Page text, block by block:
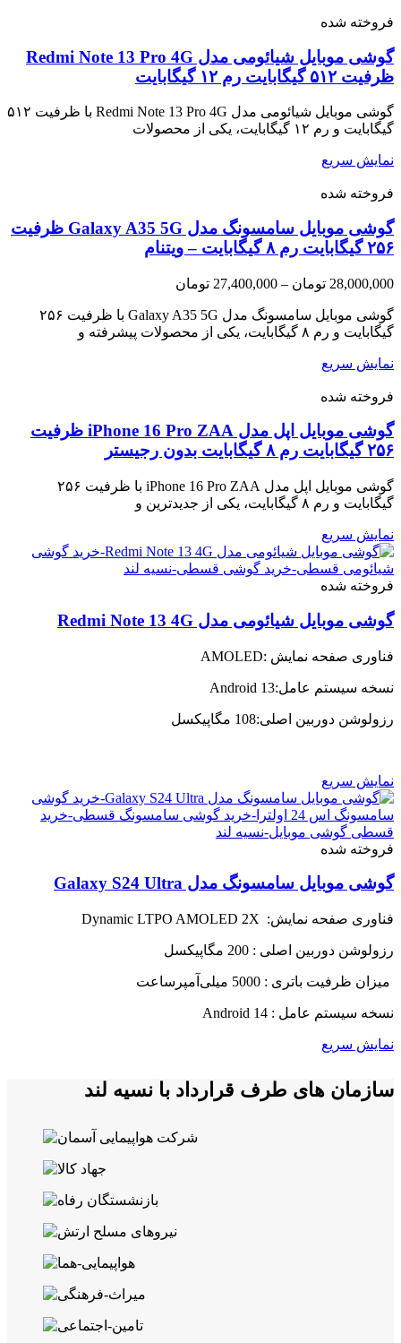
فروخته شده
گوشی موبایل شیائومی مدل Redmi Note 13 Pro 4G
ظرفیت ۵۱۲ گیگابایت رم ۱۲ گیگابایت
گوشی موبایل شیائومی مدل Redmi Note 13 Pro 4G با ظرفیت ۵۱۲
گیگابایت و رم ۱۲ گیگابایت، یکی از محصولات
نمایش سریع
فروخته شده
گوشی موبایل سامسونگ مدل Galaxy A35 5G ظرفیت
۲۵۶ گیگابایت رم ۸ گیگابایت – ویتنام
28,000,000 تومان –
27,400,000 تومان
27,400,000 تومان
through
گوشی موبایل سامسونگ مدل Galaxy A35 5G با ظرفیت ۲۵۶
گیگابایت و رم ۸ گیگابایت، یکی از محصولات پیشرفته و
نمایش سریع
فروخته شده
گوشی موبایل اپل مدل iPhone 16 Pro ZAA ظرفیت
۲۵۶ گیگابایت رم ۸ گیگابایت بدون رجیستر
گوشی موبایل اپل مدل iPhone 16 Pro ZAA با ظرفیت ۲۵۶
گیگابایت و رم ۸ گیگابایت، یکی از جدیدترین و
نمایش سریع
فروخته شده
گوشی موبایل شیائومی مدل Redmi Note 13 4G
فناوری صفحه‌ نمایش :AMOLED
نسخه سیستم عامل:Android 13
رزولوشن دوربین اصلی:108 مگاپیکسل
نمایش سریع
فروخته شده
گوشی موبایل سامسونگ مدل Galaxy S24 Ultra
فناوری صفحه‌ نمایش: Dynamic LTPO AMOLED 2X
رزولوشن دوربین اصلی : 200 مگاپیکسل
میزان ظرفیت باتری : 5000 میلی‌آمپرساعت
نسخه سیستم عامل : Android 14
نمایش سریع
سازمان های طرف قرارداد با نسیه لند